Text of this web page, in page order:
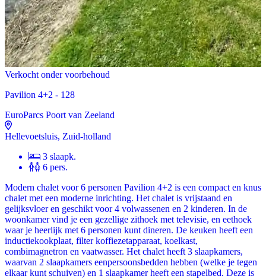
Verkocht onder voorbehoud
Pavilion 4+2 - 128
EuroParcs Poort van Zeeland
Hellevoetsluis, Zuid-holland
3 slaapk.
6 pers.
Modern chalet voor 6 personen Pavilion 4+2 is een compact en knus
chalet met een moderne inrichting. Het chalet is vrijstaand en
gelijksvloer en geschikt voor 4 volwassenen en 2 kinderen. In de
woonkamer vind je een gezellige zithoek met televisie, en eethoek
waar je heerlijk met 6 personen kunt dineren. De keuken heeft een
inductiekookplaat, filter koffiezetapparaat, koelkast,
combimagnetron en vaatwasser. Het chalet heeft 3 slaapkamers,
waarvan 2 slaapkamers eenpersoonsbedden hebben (welke je tegen
elkaar kunt schuiven) en 1 slaapkamer heeft een stapelbed. Deze is